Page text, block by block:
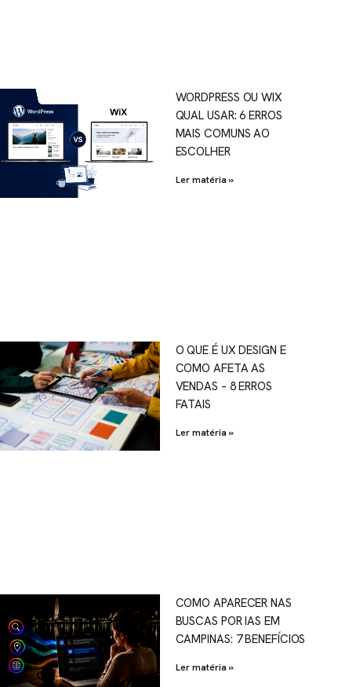
WORDPRESS OU WIX
QUAL USAR: 6 ERROS
MAIS COMUNS AO
ESCOLHER
Ler matéria »
O QUE É UX DESIGN E
COMO AFETA AS
VENDAS – 8 ERROS
FATAIS
Ler matéria »
COMO APARECER NAS
BUSCAS POR IAS EM
CAMPINAS: 7 BENEFÍCIOS
Ler matéria »